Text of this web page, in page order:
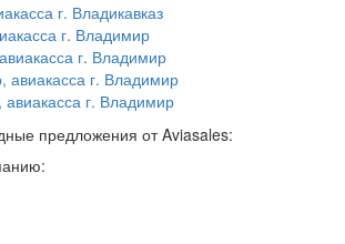
г. Владикавказ
г. Владимир
г. Владимир
авиакасса г. Владимир
г. Владимир
предложения от Aviasales: